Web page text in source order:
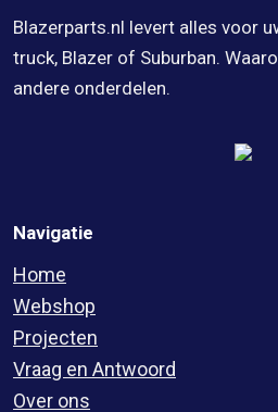
Blazerparts.nl levert alles voor
truck, Blazer of Suburban.
andere onderdelen.
Navigatie
Home
Webshop
Projecten
Vraag en Antwoord
Over ons